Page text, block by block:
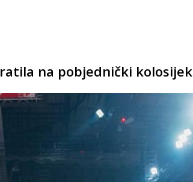
na pobjednički kolosijek